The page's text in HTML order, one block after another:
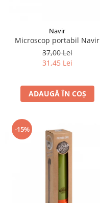
Navir
Microscop portabil Navir
37,00 Lei
31,45 Lei
ADAUGĂ ÎN COȘ
-15%